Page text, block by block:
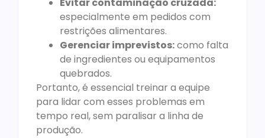
Evitar contaminação cruzada:
especialmente em pedidos com
restrições alimentares.
Gerenciar imprevistos:como falta
de ingredientes ou equipamentos
quebrados.
Portanto, é essencial treinar a equipe
para lidar com esses problemas em
tempo real, sem paralisar a linha de
produção.